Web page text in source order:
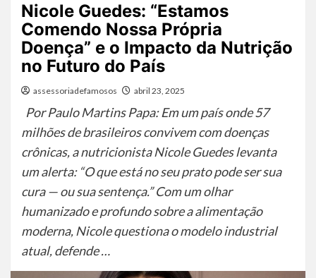
Nicole Guedes: “Estamos
Comendo Nossa Própria
Doença” e o Impacto da Nutrição
no Futuro do País
assessoriadefamosos abril 23, 2025
Por Paulo Martins Papa: Em um país onde 57
milhões de brasileiros convivem com doenças
crônicas, a nutricionista Nicole Guedes levanta
um alerta: “O que está no seu prato pode ser sua
cura — ou sua sentença.” Com um olhar
humanizado e profundo sobre a alimentação
moderna, Nicole questiona o modelo industrial
atual, defende …